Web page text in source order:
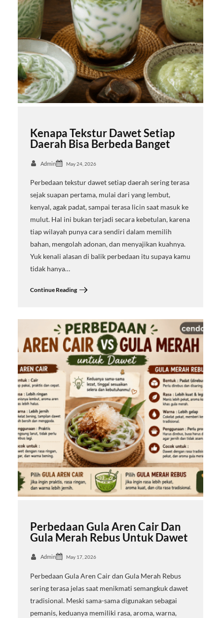
Kenapa Tekstur Dawet Setiap
Daerah Bisa Berbeda Banget
Admin May 24, 2026
Perbedaan tekstur dawet setiap daerah sering terasa
sejak suapan pertama, mulai dari yang lembut,
kenyal, agak padat, sampai terasa licin saat masuk ke
mulut. Hal ini bukan terjadi secara kebetulan, karena
tiap wilayah punya cara sendiri dalam memilih
bahan, mengolah adonan, dan menyajikan kuahnya.
Yuk kenali alasan di balik perbedaan itu supaya kamu
tidak hanya…
Continue Reading
Perbedaan Gula Aren Cair Dan
Gula Merah Rebus Untuk Dawet
Admin May 17, 2026
Perbedaan Gula Aren Cair dan Gula Merah Rebus
sering terasa jelas saat menikmati semangkuk dawet
tradisional. Meski sama-sama digunakan sebagai
pemanis, keduanya memiliki rasa, aroma, warna,